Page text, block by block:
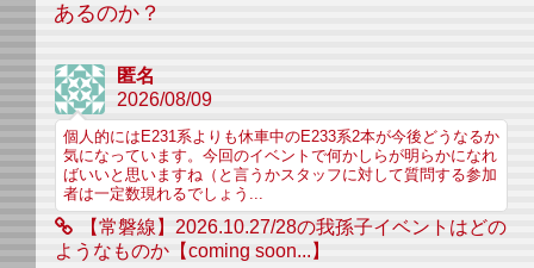
あるのか？
匿名
2026/08/09
個人的にはE231系よりも休車中のE233系2本が今後どうなるか
気になっています。今回のイベントで何かしらが明らかになれ
ばいいと思いますね（と言うかスタッフに対して質問する参加
者は一定数現れるでしょう...
【常磐線】2026.10.27/28の我孫子イベントはどの
ようなものか【coming soon...】